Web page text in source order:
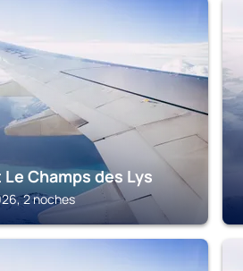
Champs des Lys
2 noches